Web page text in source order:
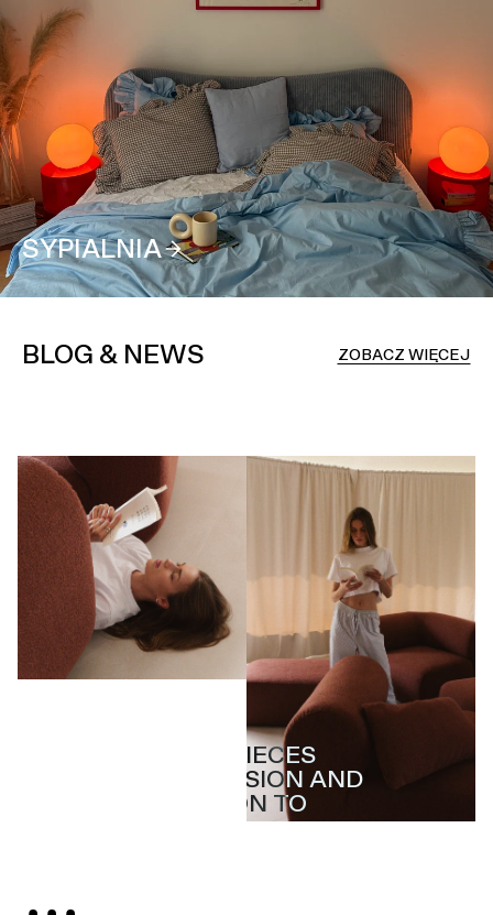
SYPIALNIA
BLOG & NEWS ZOBACZ WIĘCEJ
MASTERPIECES
WITH PASSION AND
ATTENTION TO
MASTERPIECES
WITH PASSION AND
ATTENTION TO